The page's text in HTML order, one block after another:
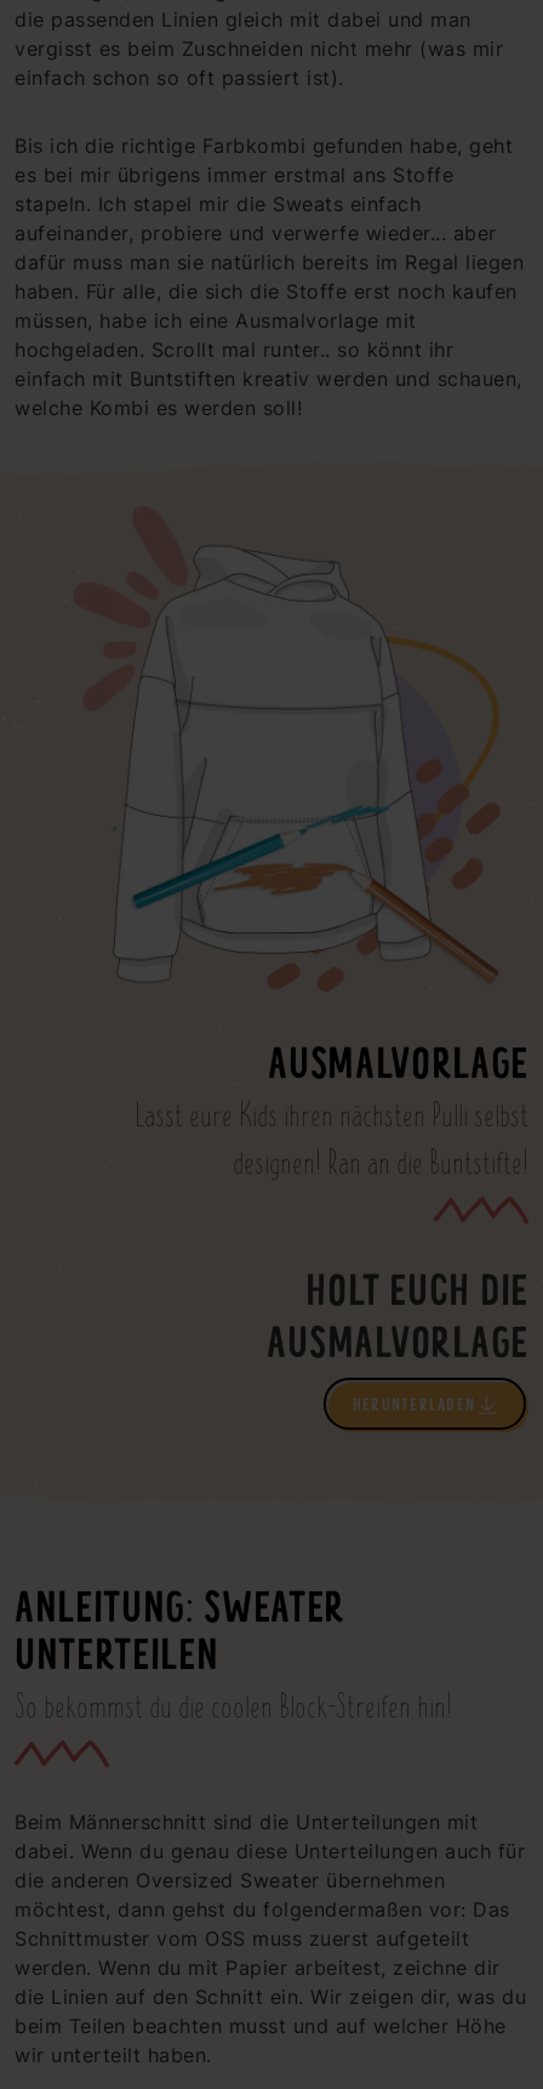
die passenden Linien gleich mit dabei und man
vergisst es beim Zuschneiden nicht mehr (was mir
einfach schon so oft passiert ist).
Bis ich die richtige Farbkombi gefunden habe, geht
es bei mir übrigens immer erstmal ans Stoffe
stapeln. Ich stapel mir die Sweats einfach
aufeinander, probiere und verwerfe wieder... aber
dafür muss man sie natürlich bereits im Regal liegen
haben. Für alle, die sich die Stoffe erst noch kaufen
müssen, habe ich eine Ausmalvorlage mit
hochgeladen. Scrollt mal runter.. so könnt ihr
einfach mit Buntstiften kreativ werden und schauen,
welche Kombi es werden soll!
AUSMALVORLAGE
Lasst eure Kids ihren nächsten Pulli selbst
designen! Ran an die Buntstifte!
HOLT EUCH DIE
AUSMALVORLAGE
HERUNTERLADEN
ANLEITUNG: SWEATER
UNTERTEILEN
So bekommst du die coolen Block-Streifen hin!
Beim Männerschnitt sind die Unterteilungen mit
dabei. Wenn du genau diese Unterteilungen auch für
die anderen Oversized Sweater übernehmen
möchtest, dann gehst du folgendermaßen vor: Das
Schnittmuster vom OSS muss zuerst aufgeteilt
werden. Wenn du mit Papier arbeitest, zeichne dir
die Linien auf den Schnitt ein. Wir zeigen dir, was du
beim Teilen beachten musst und auf welcher Höhe
wir unterteilt haben.